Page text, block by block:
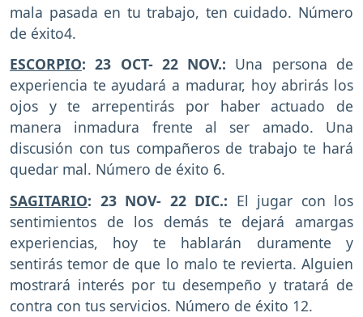
mala pasada en tu trabajo, ten cuidado. Número
de éxito4.
ESCORPIO: 23 OCT- 22 NOV.: Una persona de
experiencia te ayudará a madurar, hoy abrirás los
ojos y te arrepentirás por haber actuado de
manera inmadura frente al ser amado. Una
discusión con tus compañeros de trabajo te hará
quedar mal. Número de éxito 6.
SAGITARIO: 23 NOV- 22 DIC.: El jugar con los
sentimientos de los demás te dejará amargas
experiencias, hoy te hablarán duramente y
sentirás temor de que lo malo te revierta. Alguien
mostrará interés por tu desempeño y tratará de
contra con tus servicios. Número de éxito 12.